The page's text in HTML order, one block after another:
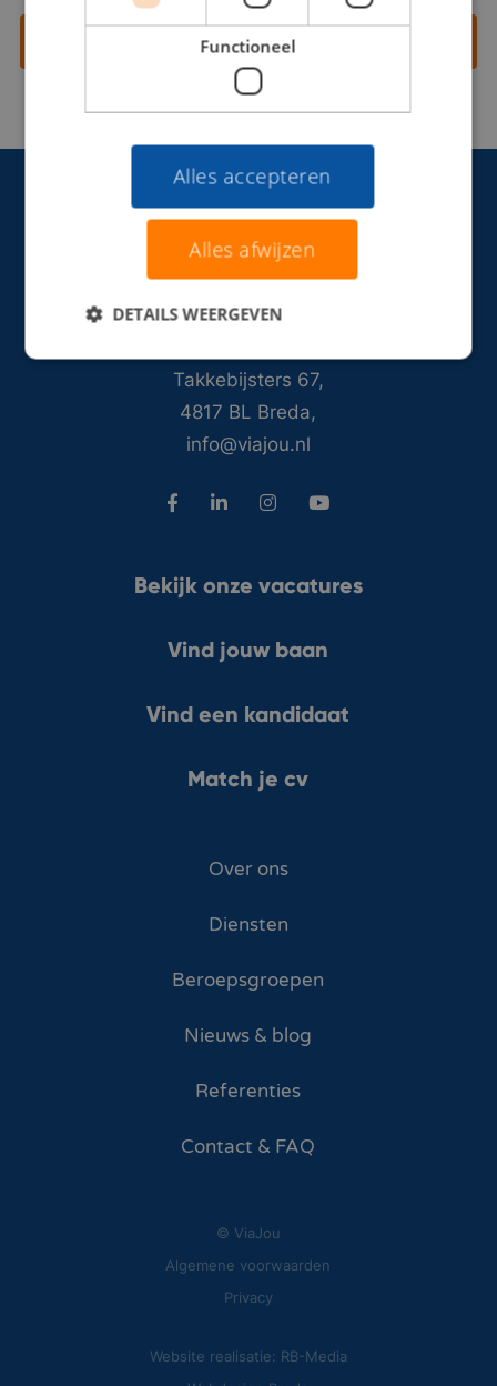
Contact opnemen
Takkebijsters 67,
4817 BL Breda,
info@viajou.nl
Bekijk onze vacatures
Vind jouw baan
Vind een kandidaat
Match je cv
Over ons
Diensten
Beroepsgroepen
Nieuws & blog
Referenties
Contact & FAQ
© ViaJou
Algemene voorwaarden
Privacy
Website realisatie: RB-Media
Functioneel
Alles accepteren
Alles afwijzen
DETAILS WEERGEVEN